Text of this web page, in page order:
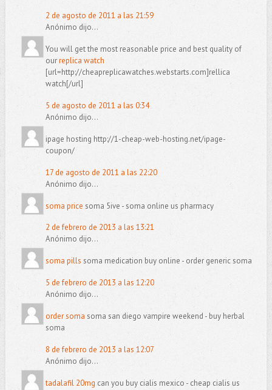
2 de agosto de 2011 a las 21:59
Anónimo dijo...
You will get the most reasonable price and best quality of
ourreplica watch
[url=http://cheapreplicawatches.webstarts.com]rellica
watch[/url]
5 de agosto de 2011 a las 0:34
Anónimo dijo...
ipage hosting http://1-cheap-web-hosting.net/ipage-
coupon/
17 de agosto de 2011 a las 22:20
Anónimo dijo...
soma price soma 5ive - soma online us pharmacy
2 de febrero de 2013 a las 13:21
Anónimo dijo...
soma pills soma medication buy online - order generic soma
5 de febrero de 2013 a las 12:20
Anónimo dijo...
order soma soma san diego vampire weekend - buy herbal
soma
8 de febrero de 2013 a las 12:07
Anónimo dijo...
tadalafil 20mg can you buy cialis mexico - cheap cialis us